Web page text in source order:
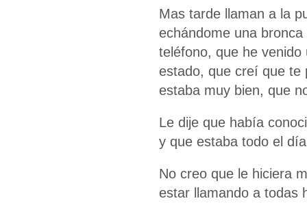
Mas tarde llaman a la
echándome una
teléfono, que he
estado, que creí que te
estaba muy bien, que
Le dije que había
y que estaba todo el
No creo que le hiciera
estar llamando a todas